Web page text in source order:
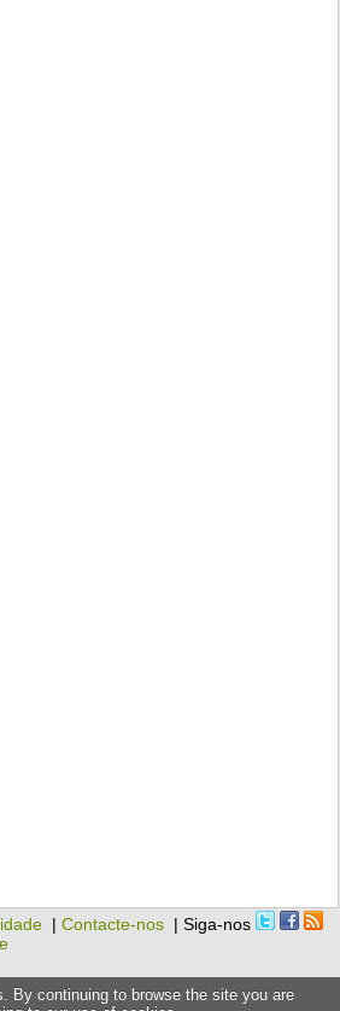
|Contacte-nos | Siga-nos
By continuing to browse the site you are